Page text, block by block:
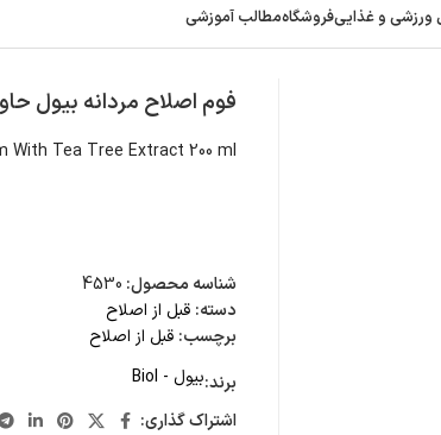
ورزشی و غذاییفروشگاهمطالب آموزشی
فوم اصلاح مردانه بیول حاوی
With Tea Tree Extract 200 ml
شناسه محصول: 4530
دسته: قبل از اصلاح
برچسب: قبل از اصلاح
برند:بیول - Biol
اشتراک گذاری: